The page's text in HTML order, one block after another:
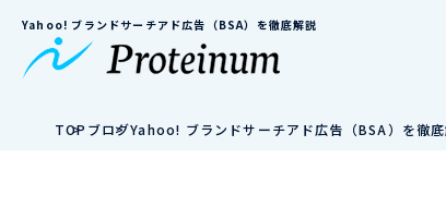
Yahoo! ブランドサーチアド広告（BSA）を徹底解説
TOP ブログYahoo! ブランドサーチアド広告（BSA）を徹